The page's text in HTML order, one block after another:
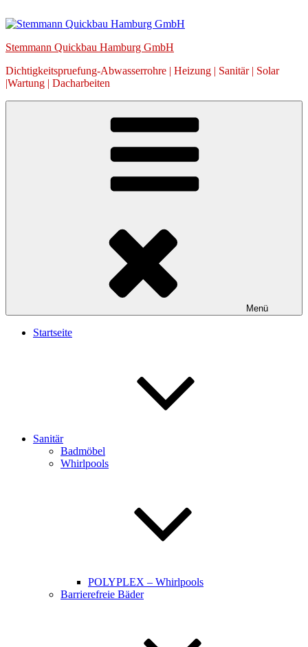
Inhalt
Stemmann Quickbau Hamburg GmbH
Dichtigkeitspruefung-Abwasserrohre | Heizung | Sanitär | Solar
|Wartung | Dacharbeiten
Menü
Startseite
Sanitär
Badmöbel
Whirlpools
POLYPLEX – Whirlpools
Barrierefreie Bäder